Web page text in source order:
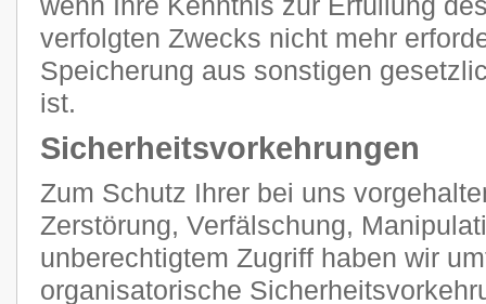
wenn Ihre Kenntnis zur Erfüllung
verfolgten Zwecks nicht mehr
Speicherung aus sonstigen
ist.
Sicherheitsvorkehrungen
Zum Schutz Ihrer bei uns
Zerstörung, Verfälschung,
unberechtigtem Zugriff haben wir
organisatorische